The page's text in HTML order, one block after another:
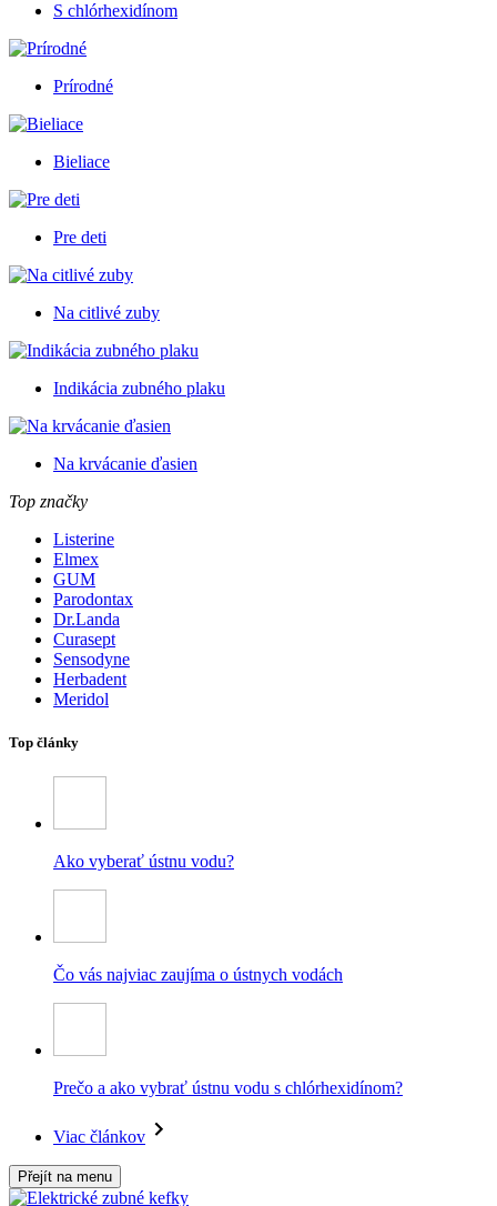
S chlórhexidínom
Prírodné
Bieliace
Pre deti
Na citlivé zuby
Indikácia zubného plaku
Na krvácanie ďasien
Top značky
Listerine
Elmex
GUM
Parodontax
Dr.Landa
Curasept
Sensodyne
Herbadent
Meridol
Top články
Ako vyberať ústnu vodu?
Čo vás najviac zaujíma o ústnych vodách
Prečo a ako vybrať ústnu vodu s chlórhexidínom?
Viac článkov
Přejít na menu